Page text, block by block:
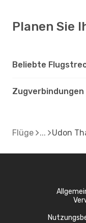
Planen Sie
Beliebte
Zugverbindungen
Flüge Udon